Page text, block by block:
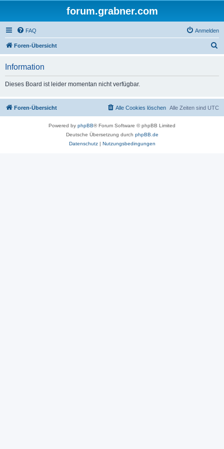
forum.grabner.com
FAQ Anmelden
Foren-Übersicht
Information
Dieses Board ist leider momentan nicht verfügbar.
Foren-Übersicht Alle Zeiten sind UTC
Alle Cookies löschen
Powered by phpBB® Forum Software © phpBB Limited
Deutsche Übersetzung durch phpBB.de
Datenschutz| Nutzungsbedingungen